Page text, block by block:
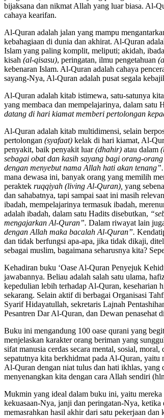
bijaksana dan nikmat Allah yang luar biasa. Al-
cahaya kearifan.
Al-Quran adalah jalan yang mampu
kebahagiaan di dunia dan akhirat. Al-Quran
Islam yang paling komplit, meliputi; akidah,
kisah (al-qisasu), peringatan, ilmu pengetahuan
kebenaran Islam. Al-Quran adalah cahaya
sayang-Nya, Al-Quran adalah pusat segala
Al-Quran adalah kitab istimewa, satu-satunya
yang membaca dan mempelajarinya, dalam satu
datang di hari kiamat memberi pertolongan
Al-Quran adalah kitab multidimensi, selain
pertolongan (syafaat) kelak di hari kiamat, Al-
penyakit, baik penyakit luar(dhahir) atau dalam
sebagai obat dan kasih sayang bagi orang-
dengan menyebut nama Allah hati akan tenang”.
mana dewasa ini, banyak orang yang memilih
peraktek ruqqiyah (living Al-Quran), yang
dan sahabatnya, tapi sampai saat ini masih
ibadah, mempelajarinya termasuk ibadah,
adalah ibadah, dalam satu Hadits disebutkan,
mengajarkan Al-Quran”. Dalam riwayat lain
dengan Allah maka bacalah Al-Quran”.
dan tidak berfungsi apa-apa, jika tidak dikaji,
sebagai muslim, bagaimana seharusnya kita?
Kehadiran buku ‘Oase Al-Quran Penyejuk
jawabannya. Beliau adalah salah satu ulama,
kepedulian lebih terhadap Al-Quran, keseharian
sekarang. Selain aktif di berbagai Organisasi
Syarif Hidayatullah, sekretaris Lajnah
Pesantren Dar Al-Quran, dan Dewan
Buku ini mengandung 100 oase qurani yang
menjelaskan karakter orang beriman yang
sifat manusia cerdas secara mental, sosial,
sepatutnya kita berkhidmat pada Al-Quran, yaitu
Al-Quran dengan niat tulus dan hati ikhlas,
menyenangkan kita dengan cara Allah sendiri
Mukmin yang ideal dalam buku ini, yaitu
kekuasaan-Nya, janji dan peringatan-Nya,
memasrahkan hasil akhir dari satu pekerjaan dan